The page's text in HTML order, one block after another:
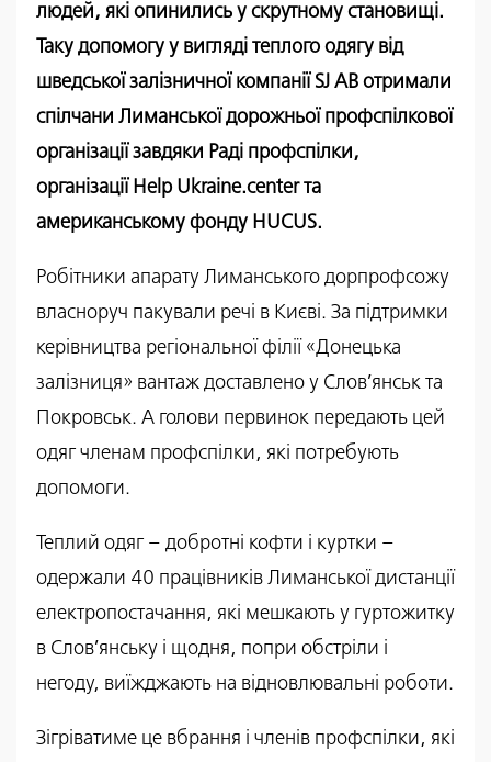
людей, які опинились у скрутному становищі.
Таку допомогу у вигляді теплого одягу від
шведської залізничної компанії SJ AB отримали
спілчани Лиманської дорожньої профспілкової
організації завдяки Раді профспілки,
організації Help Ukraine.center та
американському фонду HUCUS.
Робітники апарату Лиманського дорпрофсожу
власноруч пакували речі в Києві. За підтримки
керівництва регіональної філії «Донецька
залізниця» вантаж доставлено у Слов’янськ та
Покровськ. А голови первинок передають цей
одяг членам профспілки, які потребують
допомоги.
Теплий одяг – добротні кофти і куртки –
одержали 40 працівників Лиманської дистанції
електропостачання, які мешкають у гуртожитку
в Слов’янську і щодня, попри обстріли і
негоду, виїжджають на відновлювальні роботи.
Зігріватиме це вбрання і членів профспілки, які